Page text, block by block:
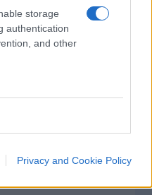
storage
authentication
and other
Privacy and Cookie Policy